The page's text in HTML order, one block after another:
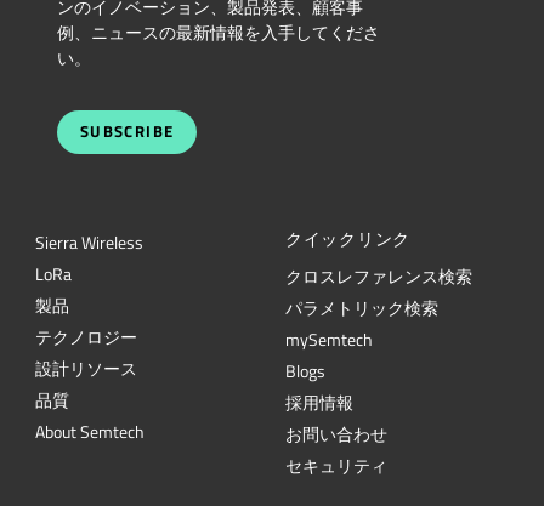
ンのイノベーション、製品発表、顧客事
例、ニュースの最新情報を入手してくださ
い。
SUBSCRIBE
Sierra Wireless
LoRa
製品
テクノロジー
設計リソース
品質
About Semtech
クイックリンク
クロスレファレンス検索
パラメトリック検索
mySemtech
Blogs
採用情報
お問い合わせ
セキュリティ